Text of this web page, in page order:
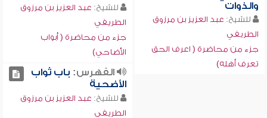
والذوات
للشيخ: عبد العزيز بن مرزوق
الطريفي
جزء من محاضرة ( اعرف الحق
تعرف أهله)
للشيخ: عبد العزيز بن مرزوق
الطريفي
جزء من محاضرة ( أبواب
الأضاحي)
الفهرس: باب ثواب
الأضحية
للشيخ: عبد العزيز بن مرزوق
الطريفي